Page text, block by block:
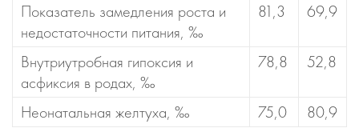
Показатель замедления роста и
недостаточности питания, ‰
81,3 69,9
Внутриутробная гипоксия и
асфиксия в родах, ‰
78,8 52,8
Неонатальная желтуха, ‰ 75,0 80,9